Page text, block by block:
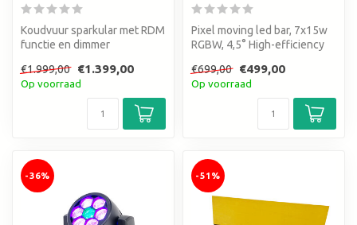
Koudvuur sparkular met RDM
functie en dimmer
met...
€1.999,00 €1.399,00
Op voorraad
Pixel moving led bar, 7x15w
RGBW, 4,5° High-efficiency
€699,00
€499,00
Op voorraad
-36% -51%